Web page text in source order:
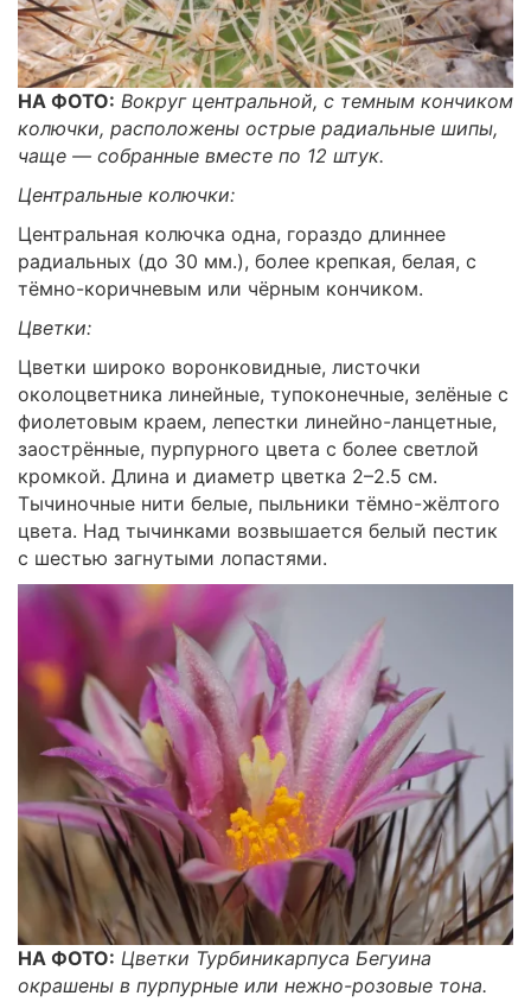
НА ФОТО: Вокруг центральной, с темным кончиком
колючки, расположены острые радиальные шипы,
чаще — собранные вместе по 12 штук.
Центральные колючки:
Центральная колючка одна, гораздо длиннее
радиальных (до 30 мм.), более крепкая, белая, с
тёмно-коричневым или чёрным кончиком.
Цветки:
Цветки широко воронковидные, листочки
околоцветника линейные, тупоконечные, зелёные с
фиолетовым краем, лепестки линейно-ланцетные,
заострённые, пурпурного цвета с более светлой
кромкой. Длина и диаметр цветка 2–2.5 см.
Тычиночные нити белые, пыльники тёмно-жёлтого
цвета. Над тычинками возвышается белый пестик
с шестью загнутыми лопастями.
НА ФОТО: Цветки Турбиникарпуса Бегуина
окрашены в пурпурные или нежно-розовые тона.